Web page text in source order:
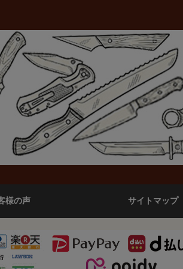
様の声 サイトマップ